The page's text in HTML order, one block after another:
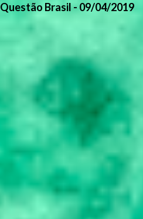
Questão Brasil - 09/04/2019